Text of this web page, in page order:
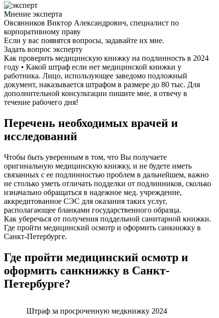
Мнение эксперта
Овсянников Виктор Александрович, специалист по
корпоративному праву
Если у вас появятся вопросы, задавайте их мне.
Задать вопрос эксперту
Как проверить медицинскую книжку на подлинность в 2024
году • Какой штраф если нет медицинской книжки у
работника. Лицо, использующее заведомо подложный
документ, наказывается штрафом в размере до 80 тыс. Для
дополнительной консультации пишите мне, я отвечу в
течение рабочего дня!
Перечень необходимых врачей и
исследований
Чтобы быть уверенным в том, что Вы получаете
оригинальную медицинскую книжку, и не будете иметь
связанных с ее подлинностью проблем в дальнейшем, важно
не столько уметь отличать подделки от подлинников, сколько
изначально обращаться в надежное мед. учреждение,
аккредитованное СЭС для оказания таких услуг,
располагающее бланками государственного образца.
Как уберечься от получения поддельной санитарной книжки.
Где пройти медицинский осмотр и оформить санкнижку в
Санкт-Петербурге.
Где пройти медицинский осмотр и
оформить санкнижку в Санкт-
Петербурге?
Штраф за просроченную медкнижку 2024